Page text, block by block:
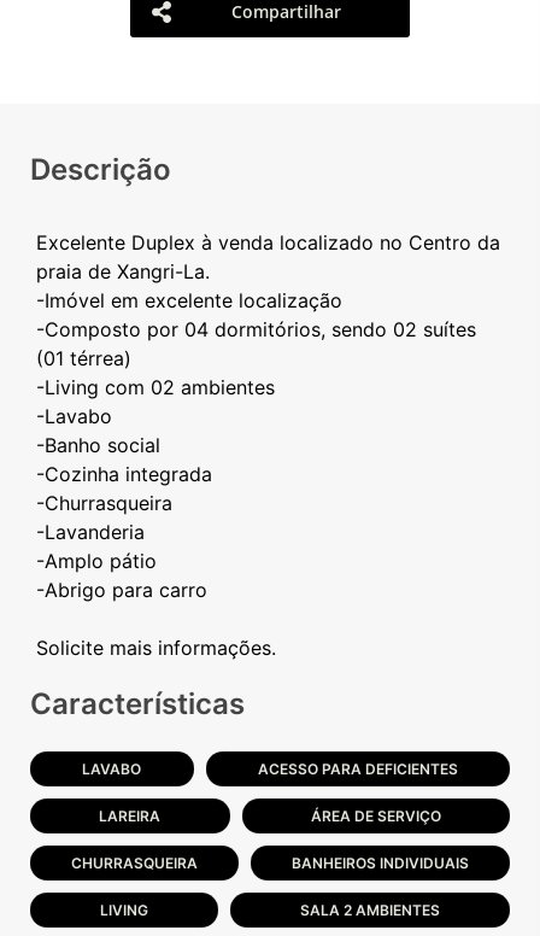
Compartilhar
Descrição
Excelente Duplex à venda localizado no Centro da
praia de Xangri-La.
-Imóvel em excelente localização
-Composto por 04 dormitórios, sendo 02 suítes
(01 térrea)
-Living com 02 ambientes
-Lavabo
-Banho social
-Cozinha integrada
-Churrasqueira
-Lavanderia
-Amplo pátio
-Abrigo para carro
Características
LAVABO ACESSO PARA DEFICIENTES
LAREIRA ÁREA DE SERVIÇO
CHURRASQUEIRA BANHEIROS INDIVIDUAIS
LIVING SALA 2 AMBIENTES